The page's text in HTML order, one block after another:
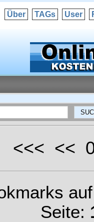
Über TAGs User
<<< <<
Seite: